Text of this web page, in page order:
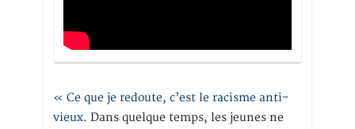
« Ce que je redoute, c’est le racisme anti-
vieux. Dans quelque temps, les jeunes ne